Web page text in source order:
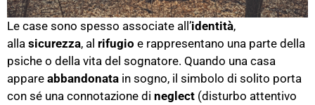
Le case sono spesso associate all’identità,
alla sicurezza, al rifugio e rappresentano una parte della
psiche o della vita del sognatore. Quando una casa
appare abbandonata in sogno, il simbolo di solito porta
con sé una connotazione di neglect (disturbo attentivo